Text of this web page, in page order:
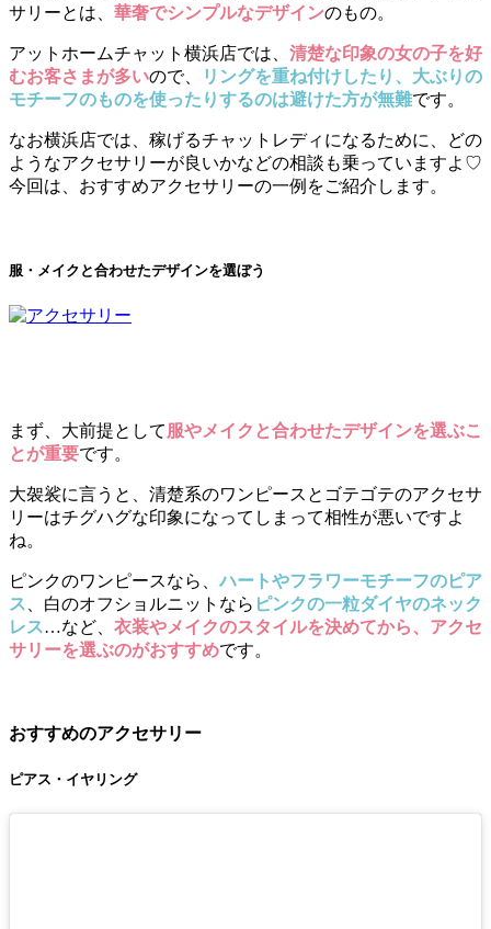
サリーとは、 華奢でシンプルなデザインのもの。
アットホームチャット横浜店では、 清楚な印象の女の子を好
むお客さまが多いので、
リングを重ね付けしたり、大ぶりの
モチーフのものを使ったりするのは避けた方が無難です。
なお横浜店では、稼げるチャットレディになるために、どの
ようなアクセサリーが良いかなどの相談も乗っていますよ♡
今回は、おすすめアクセサリーの一例をご紹介します。
服・メイクと合わせたデザインを選ぼう
まず、大前提として 服やメイクと合わせたデザインを選ぶこ
とが重要です。
大袈裟に言うと、清楚系のワンピースとゴテゴテのアクセサ
リーはチグハグな印象になってしまって相性が悪いですよ
ね。
ピンクのワンピースなら、ハートやフラワーモチーフのピア
ス
、白のオフショルニットなら ピンクの一粒ダイヤのネック
レス…など、 衣装やメイクのスタイルを決めてから、アクセ
サリーを選ぶのがおすすめです。
おすすめのアクセサリー
ピアス・イヤリング